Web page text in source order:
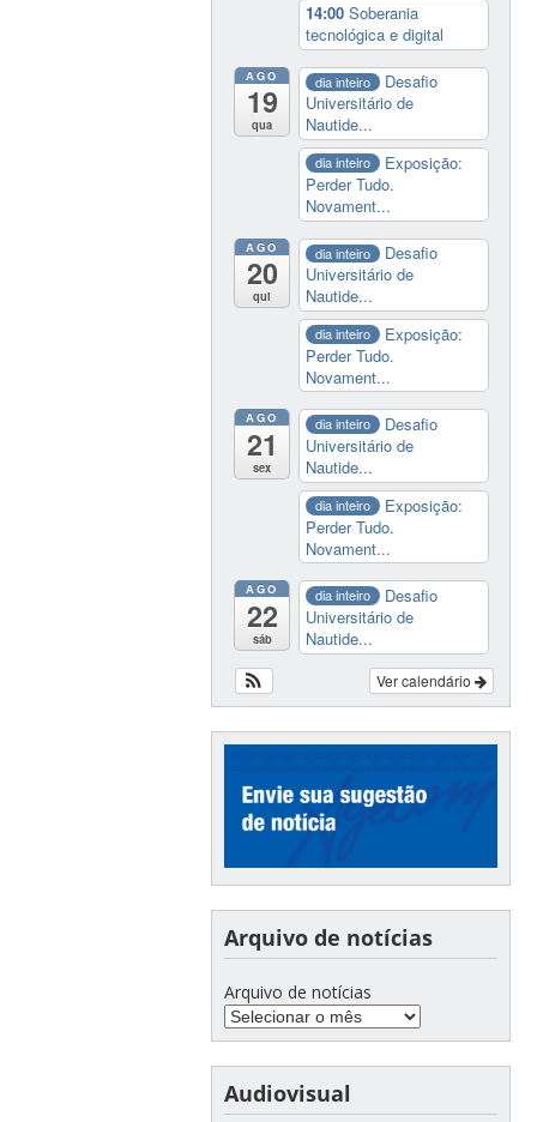
14:00Soberania
tecnológica e digital
AGO
19
qua
dia inteiro
Desafio
Universitário de
Nautide...
dia inteiro
Exposição:
Perder Tudo.
Novament...
AGO
20
qui
dia inteiro
Desafio
Universitário de
Nautide...
dia inteiro
Exposição:
Perder Tudo.
Novament...
AGO
21
sex
dia inteiro
Desafio
Universitário de
Nautide...
dia inteiro
Exposição:
Perder Tudo.
Novament...
AGO
22
sáb
dia inteiro
Desafio
Universitário de
Nautide...
Ver calendário
Arquivo de notícias
Arquivo de notícias
Audiovisual